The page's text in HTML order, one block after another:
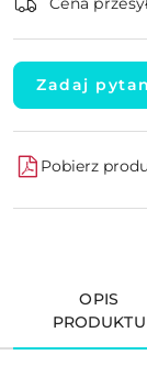
Zadaj
Pobierz
OPIS
PRODUKTU